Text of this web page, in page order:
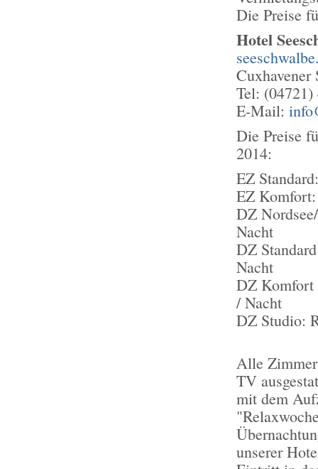
Die Preise
Hotel
Cuxhavener
Tel:
E-Mail:
Die Preise
2014:
EZ
EZ
DZ
Nacht
DZ
Nacht
DZ Komfort
/ Nacht
DZ Studio:
Alle
TV
mit dem
unserer